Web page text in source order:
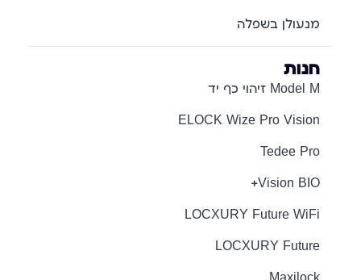
מנעולן בשפלה
חנות
Model M זיהוי כף יד
ELOCK Wize Pro Vision
Tedee Pro
Vision BIO+
LOCXURY Future WiFi
LOCXURY Future
Maxilock